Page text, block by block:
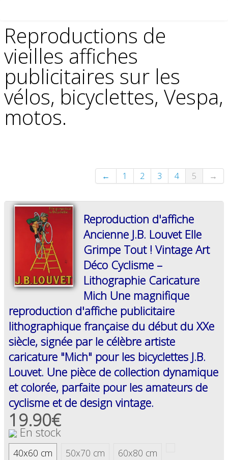
Reproductions de
vieilles affiches
publicitaires sur les
vélos, bicyclettes, Vespa,
motos.
← 1 2 3 4 5 →
Reproduction d'affiche
Ancienne J.B. Louvet Elle
Grimpe Tout ! Vintage Art
Déco Cyclisme –
Lithographie Caricature
Mich Une magnifique
reproduction d'affiche publicitaire
lithographique française du début du XXe
siècle, signée par le célèbre artiste
caricature "Mich" pour les bicyclettes J.B.
Louvet. Une pièce de collection dynamique
et colorée, parfaite pour les amateurs de
cyclisme et de design vintage.
19.90€
En stock
40x60 cm 50x70 cm 60x80 cm